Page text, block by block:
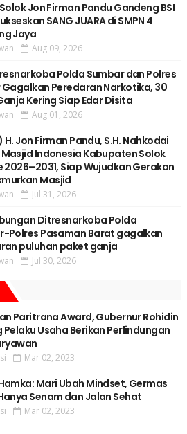
Jon Firman Pandu Gandeng BSI
SANG JUARA di SMPN 4
Jaya
Aug 09, 2026
Polda Sumbar dan Polres
Gagalkan Peredaran Narkotika, 30
Kering Siap Edar Disita
Aug 01, 2026
H. Jon Firman Pandu, S.H. Nahkodai
Indonesia Kabupaten Solok
2026–2031, Siap Wujudkan Gerakan
Masjid
Jul 31, 2026
Ditresnarkoba Polda
Polres Pasaman Barat gagalkan
puluhan paket ganja
Jul 30, 2026
Paritrana Award, Gubernur Rohidin
Pelaku Usaha Berikan Perlindungan
Mar 02, 2023
Mari Ubah Mindset, Germas
Senam dan Jalan Sehat
Mar 02, 2023